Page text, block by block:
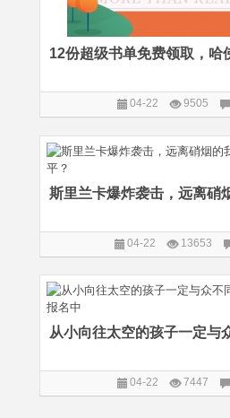
04-22 9505
04-22 13653
04-22 7447